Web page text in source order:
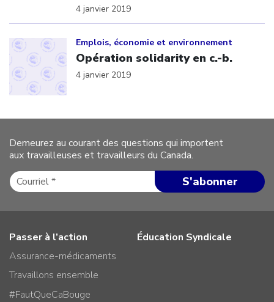
4 janvier 2019
Emplois, économie et environnement
Opération solidarity en c.-b.
4 janvier 2019
Demeurez au courant des questions qui importent
aux travailleuses et travailleurs du Canada.
Passer à l’action
Assurance-médicaments
Travaillons ensemble
#FautQueCaBouge
Éducation Syndicale